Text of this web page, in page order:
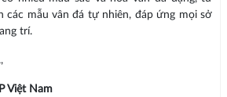
các mẫu vân đá tự nhiên, đáp ứng mọi sở
trí.
Việt Nam